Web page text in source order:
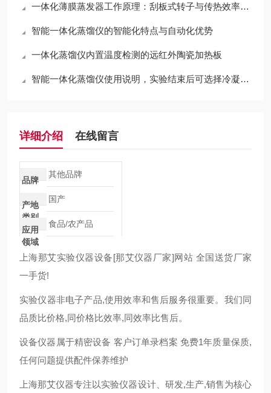
一体化薄膜蒸发器工作原理：刮板式转子与传热效率分析
智能一体化蒸馏仪的智能化特点与自动化优势
一体化蒸馏仪内置温度检测的远红外陶瓷加热板
智能一体化蒸馏仪使用说明，实验结束后可选择冷凝水自动排空功能
详细介绍 在线留言
品牌
其他品牌
产地
类别
国产
应用
领域
食品/农产品
上海那艾实验仪器设备[那艾仪器厂家]网站 全国送货厂家
一手货!
实验仪器非电子产品,使用效率和售后服务很重要。我们同
品质比价格,同价格比效率,同效率比售后。
设备仪器属于精密设备 客户订单录档案 免费1年质量保质,
任何问题提供配件保养维护
上海那艾仪器专注以实验仪器设计、研发,生产,销售为核心